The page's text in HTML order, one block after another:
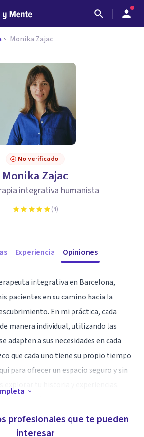
Monika Zajac
No verificado
Monika Zajac
integrativa humanista
(4)
Experiencia Opiniones
integrativa en Barcelona,
pacientes en su camino hacia la
En mi práctica, cada
manera individual, utilizando las
adapten a sus necesidades en cada
que cada uno tiene su propio tiempo
para ofrecer un espacio seguro y sin
un ambiente acogedor que
personal y el bienestar. Estoy
profesionales que te pueden
interesar